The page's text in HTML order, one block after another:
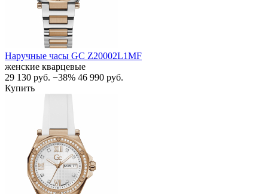
Наручные часы GC Z20002L1MF
женские кварцевые
29 130 руб. −38% 46 990 руб.
Купить